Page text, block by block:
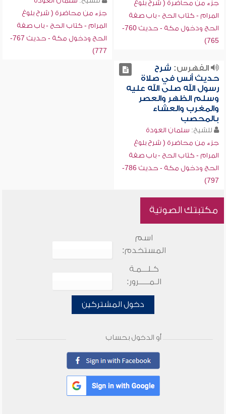
جزء من محاضرة ( شرح بلوغ
المرام - كتاب الحج - باب صفة
الحج ودخول مكة - حديث 760-
765)
جزء من محاضرة ( شرح بلوغ
المرام - كتاب الحج - باب صفة
الحج ودخول مكة - حديث 767-
777)
الفهرس: شرح
حديث أنس في صلاة
رسول الله صلى الله عليه
وسلم الظهر والعصر
والمغرب والعشاء
بالمحصب
للشيخ: سلمان العودة
جزء من محاضرة ( شرح بلوغ
المرام - كتاب الحج - باب صفة
الحج ودخول مكة - حديث 786-
797)
مكتبتك الصوتية
اسم
المستخدم:
كـلـــمـة
الـمـــــرور:
دخول المشتركين
أو الدخول بحساب